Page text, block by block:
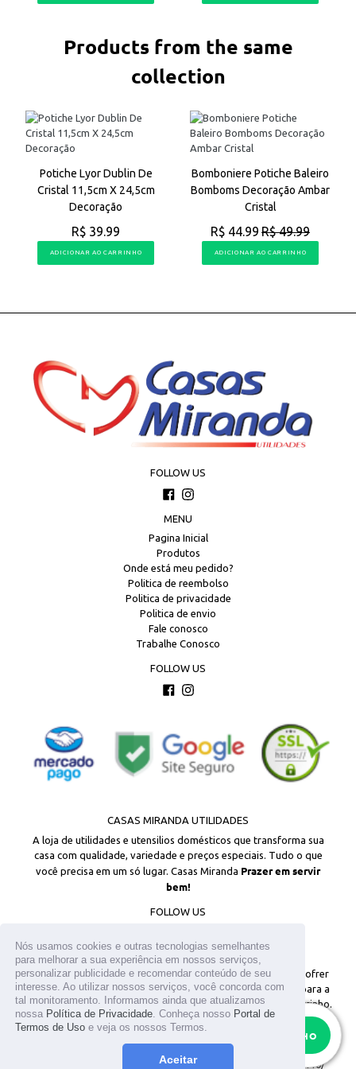
Nós usamos cookies e outras tecnologias semelhantes
para melhorar a sua experiência em nossos serviços,
personalizar publicidade e recomendar conteúdo de seu
interesse. Ao utilizar nossos serviços, você concorda com
tal monitoramento. Informamos ainda que atualizamos
nossa Política de Privacidade . Conheça nosso Portal de
Termos de Uso e veja os nossos Termos.
Aceitar
RESTAM APENAS10
ADICIONAR AO CARRINHO
Products from the same
collection
Potiche Lyor Dublin De
Cristal 11,5cm X 24,5cm
Decoração
R$ 39.99
ADICIONAR AO CARRINHO
Bomboniere Potiche Baleiro
Bomboms Decoração Ambar
Cristal
R$ 44.99 R$ 49.99
ADICIONAR AO CARRINHO
FOLLOW US
FacebookInstagram
MENU
Pagina Inicial
Produtos
Onde está meu pedido?
Politica de reembolso
Politica de privacidade
Politica de envio
Fale conosco
Trabalhe Conosco
FOLLOW US
FacebookInstagram
CASAS MIRANDA UTILIDADES
A loja de utilidades e utensilios domésticos que transforma sua
casa com qualidade, variedade e preços especiais. Tudo o que
você precisa em um só lugar. Casas Miranda Prazer em servir
bem!
FOLLOW US
© 2026Todos os direitos reservados. Os estoques podem sofrer
alterações sem aviso prévio. Os preços são válidos apenas para a
loja virtual. Em caso de divergência, o preço válido é o do carrinho.
As fotos aqui veiculadas, logotipo e marca são de propriedade do
site www.casasmiranda.com.br. É vetada a sua reprodução, total ou
parcial, sem a expressa autorização. T.MIKAMI UTENSILIOS LTDA /
CNPJ: 25.317.659/0001-05 / Inscrição Estadual: 141.096.449.110/